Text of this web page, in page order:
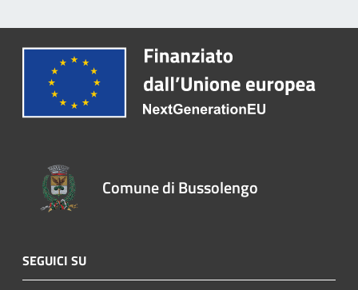
Comune di Bussolengo
SEGUICI SU